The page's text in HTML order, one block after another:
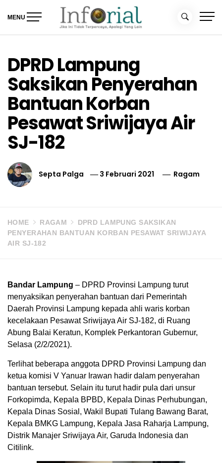
MENU
DPRD Lampung
Saksikan Penyerahan
Bantuan Korban
Pesawat Sriwijaya Air
SJ-182
Septa Palga 3 Februari 2021 Ragam
HOME RAGAM
DPRD LAMPUNG SAKSIKAN
PENYERAHAN BANTUAN KORBAN PESAWAT SRIWIJAYA
AIR SJ-182
Bandar Lampung – DPRD Provinsi Lampung turut
menyaksikan penyerahan bantuan dari Pemerintah
Daerah Provinsi Lampung kepada ahli waris korban
kecelakaan Pesawat Sriwijaya Air SJ-182, di Ruang
Abung Balai Keratun, Komplek Perkantoran Gubernur,
Selasa (2/2/2021).
Terlihat beberapa anggota DPRD Provinsi Lampung dan
ketua komisi V Yanuar Irawan hadir dalam penyerahan
bantuan tersebut. Selain itu turut hadir pula dari unsur
Forkopimda, Kepala BPBD, Kepala Dinas Perhubungan,
Kepala Dinas Sosial, Wakil Bupati Tulang Bawang Barat,
Kepala BMKG Lampung, Kepala Jasa Raharja Lampung,
Distrik Manajer Sriwijaya Air, Garuda Indonesia dan
Citilink.